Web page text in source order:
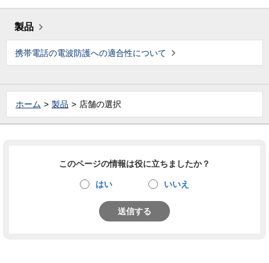
製品
携帯電話の電波防護への適合性について
ホーム 製品 店舗の選択
このページの情報は役に立ちましたか？
はい いいえ
送信する